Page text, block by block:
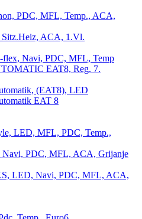
PDC, MFL, Temp., ACA,
ACA, 1.Vl.
flex, Navi, PDC, MFL, Temp
EAT8, Reg. 7.
(EAT8), LED
EAT 8
LED, MFL, PDC, Temp.,
Navi, PDC, MFL, ACA, Grijanje
LED, Navi, PDC, MFL, ACA,